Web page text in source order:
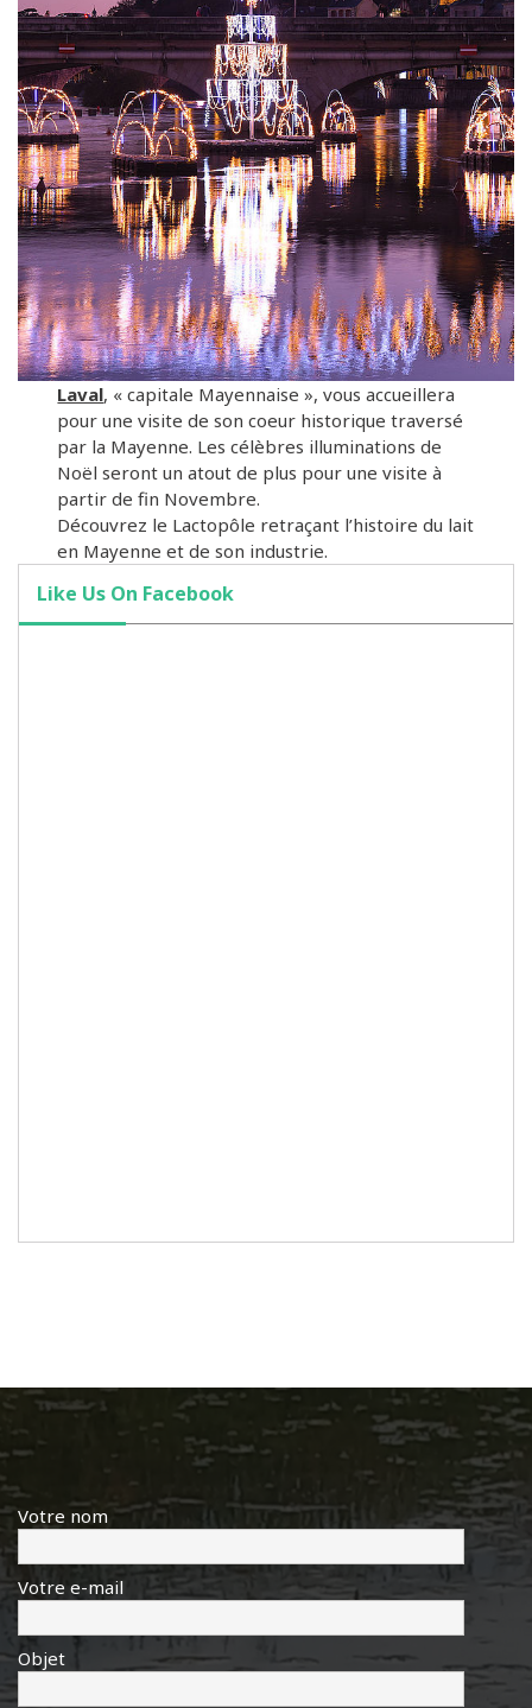
Laval, « capitale Mayennaise », vous accueillera
pour une visite de son coeur historique traversé
par la Mayenne. Les célèbres illuminations de
Noël seront un atout de plus pour une visite à
partir de fin Novembre.
Découvrez le Lactopôle retraçant l’histoire du lait
en Mayenne et de son industrie.
Like Us On Facebook
Votre nom
Votre e-mail
Objet